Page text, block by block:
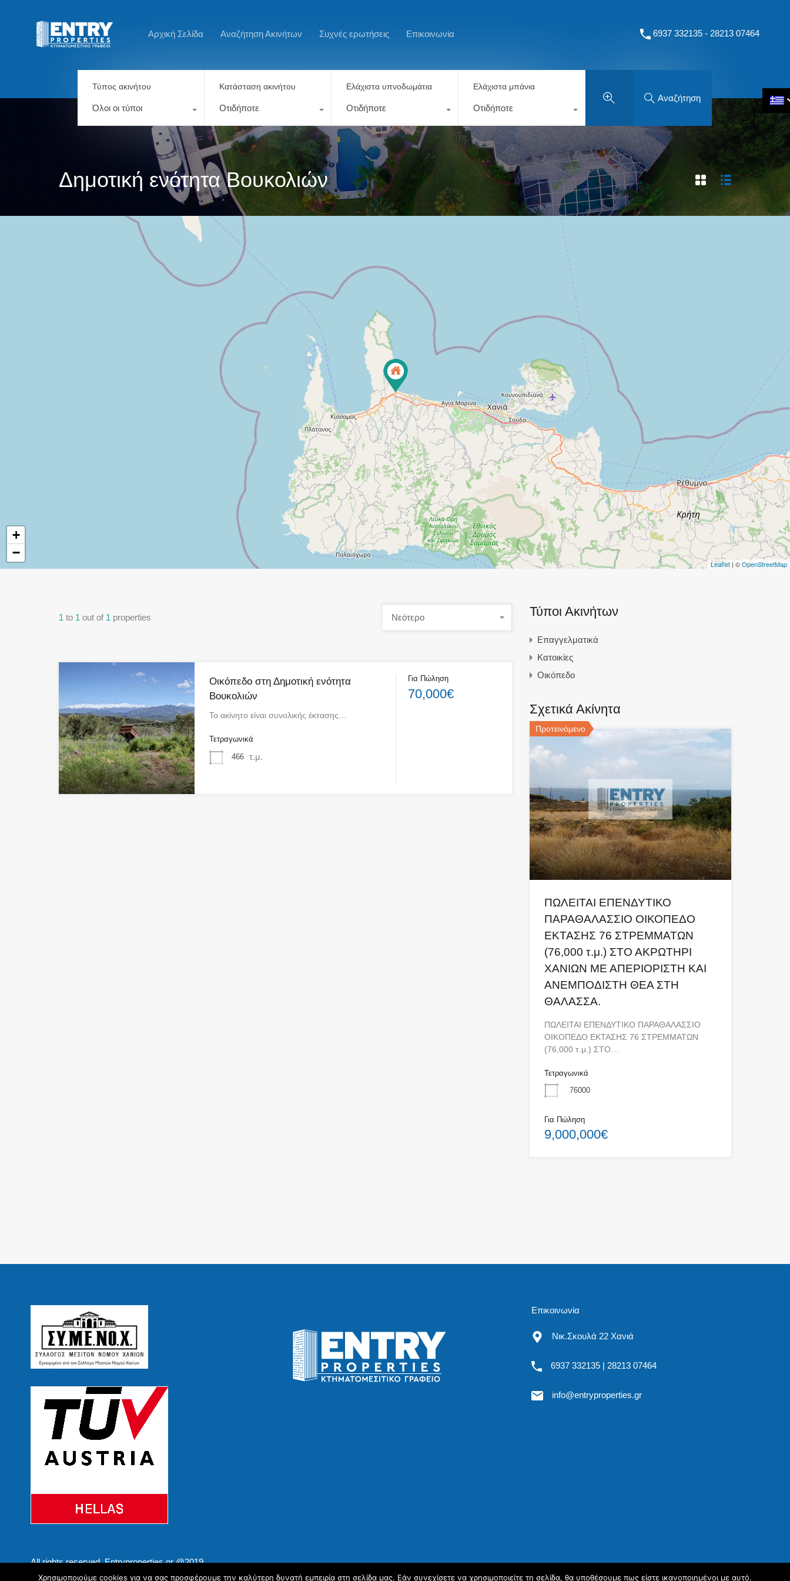
Αρχική Σελίδα Αναζήτηση Ακινήτων Συχνές ερωτήσεις Επικοινωνία 6937 332135 - 28213 07464
Τύπος ακινήτου
Όλοι οι τύποι
Κατάσταση ακινήτου
Οτιδήποτε
Ελάχιστα υπνοδωμάτια
Οτιδήποτε
Ελάχιστα μπάνια
Οτιδήποτε
Αναζήτηση
Δημοτική ενότητα Βουκολιών
+
−
Leaflet | ©OpenStreetMap
1 to 1 out of 1 properties Νεότερο
Οικόπεδο στη Δημοτική ενότητα
Βουκολιών
Το ακίνητο είναι συνολικής έκτασης…
Τετραγωνικά
466 τ.μ.
Για Πώληση
70,000€
Τύποι Ακινήτων
Επαγγελματικά
Κατοικίες
Οικόπεδο
Σχετικά Ακίνητα
Προτεινόμενο
ΠΩΛΕΙΤΑΙ ΕΠΕΝΔΥΤΙΚΟ
ΠΑΡΑΘΑΛΑΣΣΙΟ ΟΙΚΟΠΕΔΟ
ΕΚΤΑΣΗΣ 76 ΣΤΡΕΜΜΑΤΩΝ
(76,000 τ.μ.) ΣΤΟ ΑΚΡΩΤΗΡΙ
ΧΑΝΙΩΝ ΜΕ ΑΠΕΡΙΟΡΙΣΤΗ ΚΑΙ
ΑΝΕΜΠΟΔΙΣΤΗ ΘΕΑ ΣΤΗ
ΘΑΛΑΣΣΑ.
ΠΩΛΕΙΤΑΙ ΕΠΕΝΔΥΤΙΚΟ ΠΑΡΑΘΑΛΑΣΣΙΟ
ΟΙΚΟΠΕΔΟ ΕΚΤΑΣΗΣ 76 ΣΤΡΕΜΜΑΤΩΝ
(76,000 τ.μ.) ΣΤΟ…
Τετραγωνικά
76000
Για Πώληση
9,000,000€
Επικοινωνία
Νικ.Σκουλά 22 Χανιά
6937 332135 | 28213 07464
info@entryproperties.gr
All rights reserved. Entryproperties.gr @2019
Χρησιμοποιούμε cookies για να σας προσφέρουμε την καλύτερη δυνατή εμπειρία στη σελίδα μας. Εάν συνεχίσετε να χρησιμοποιείτε τη σελίδα, θα υποθέσουμε πως είστε ικανοποιημένοι με αυτό.